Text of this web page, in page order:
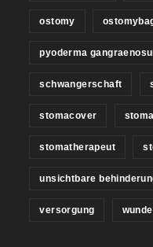
ostomy
pyoderma
schwangerschaft
stomacover
stomatherapeut
unsichtbare
versorgung